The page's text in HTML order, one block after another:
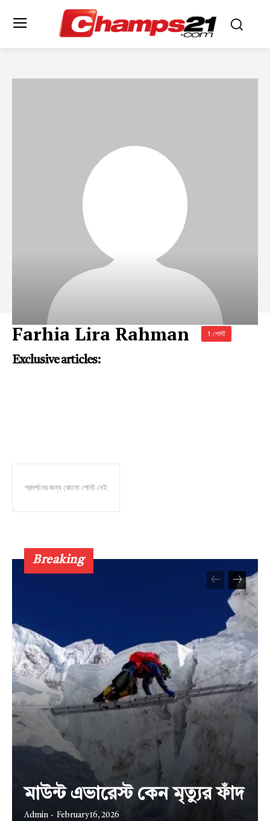
Farhia Lira Rahman 1 পোস্ট
Exclusive articles:
প্রদর্শনের জন্য কোনো পোস্ট নেই
Breaking
মাউন্ট এভারেস্ট কেন মৃত্যুর ফাঁদ
Admin - February 16, 2026